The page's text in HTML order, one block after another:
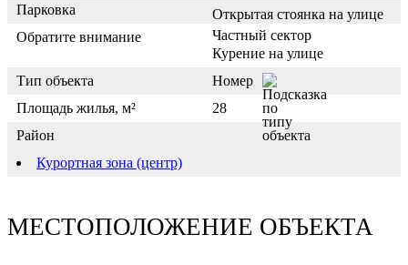
Парковка
Открытая стоянка на улице
Обратите внимание
Частный сектор
Курение на улице
Тип объекта
Номер
Площадь жилья, м²
28
Район
Курортная зона (центр)
МЕСТОПОЛОЖЕНИЕ ОБЪЕКТА